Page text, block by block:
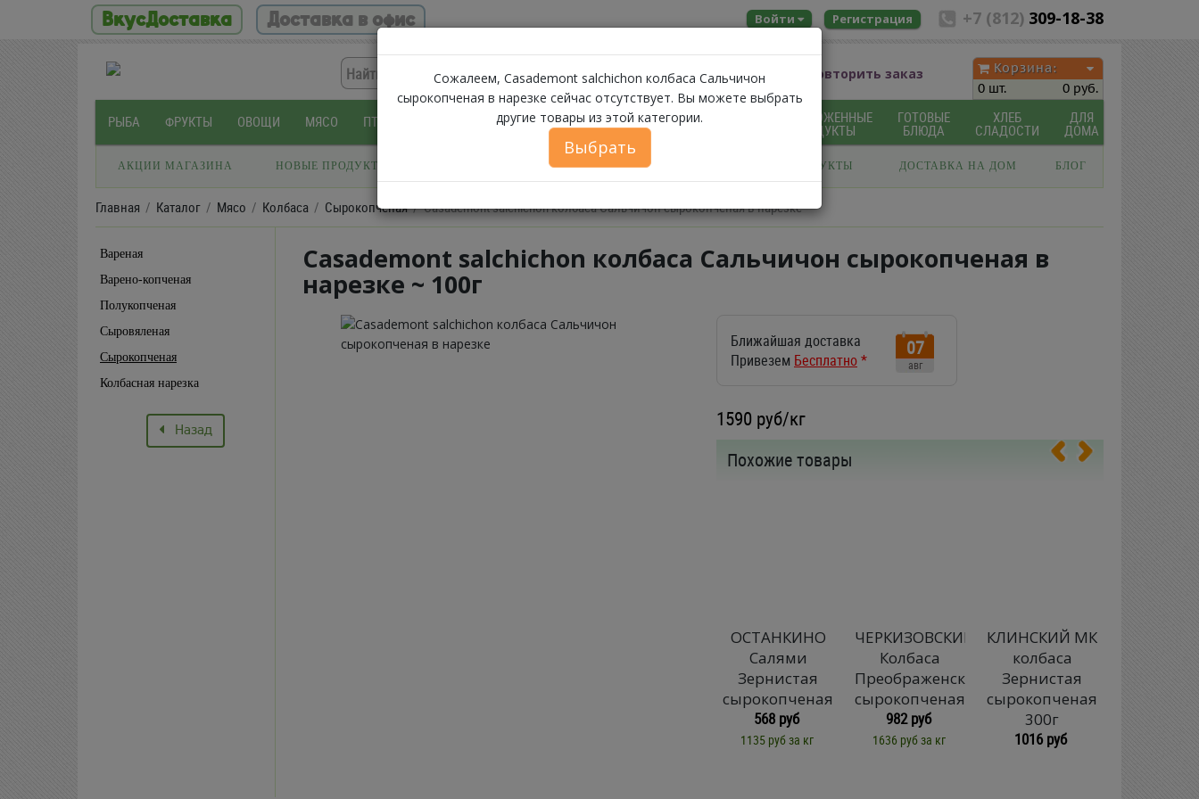
ВкусДоставка Доставка в офис +7 (812) 309-18-38
Войти Регистрация
Помощь Повторить заказ
Корзина:
0 шт.
0 руб.
РЫБА ФРУКТЫ ОВОЩИ МЯСО ПТИЦА МОРЕПРОДУКТЫ МОЛОЧНЫЕ
ПРОДУКТЫ
СЫРЫ БАКАЛЕЯ ЗАМОРОЖЕННЫЕ
ПРОДУКТЫ
ГОТОВЫЕ
БЛЮДА
ХЛЕБ
СЛАДОСТИ
ДЛЯ
ДОМА
АКЦИИ МАГАЗИНА НОВЫЕ ПРОДУКТЫ ФЕРМЕРСКИЕ ПРОДУКТЫ ИКРА БЕЛОРУССКИЕ ПРОДУКТЫ ДОСТАВКА НА ДОМ БЛОГ
Главная Каталог Мясо Колбаса Сырокопченая Casademont salchichon колбаса Сальчичон сырокопченая в нарезке
Вареная
Варено-копченая
Полукопченая
Сыровяленая
Сырокопченая
Колбасная нарезка
Назад
Сожалеем, Casademont salchichon колбаса Сальчичон
сырокопченая в нарезке сейчас отсутствует. Вы можете выбрать
другие товары из этой категории.
Выбрать
Casademont salchichon колбаса Сальчичон сырокопченая в
нарезке ~ 100г
Ближайшая доставка
Привезем Бесплатно*
07
авг
1590 руб/кг
Похожие товары
ОСТАНКИНО
Салями
Зернистая
сырокопченая
568 руб
1135 руб за кг
ЧЕРКИЗОВСКИЙ
Колбаса
Преображенская
сырокопченая
982 руб
1636 руб за кг
КЛИНСКИЙ МК
колбаса
Зернистая
сырокопченая
300г
1016 руб